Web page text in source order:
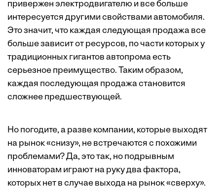
привержен электродвигателю и все больше
интересуется другими свойствами автомобиля.
Это значит, что каждая следующая продажа все
больше зависит от ресурсов, по части которых у
традиционных гигантов автопрома есть
серьезное преимущество. Таким образом,
каждая последующая продажа становится
сложнее предшествующей.
Но погодите, а разве компании, которые выходят
на рынок «снизу», не встречаются с похожими
проблемами? Да, это так, но подрывным
инноваторам играют на руку два фактора,
которых нет в случае выхода на рынок «сверху».